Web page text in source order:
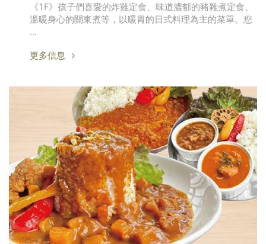
《1F》孩子們喜愛的炸雞定食、味道濃郁的豬雜煮定食、
溫暖身心的關東煮等，以暖胃的日式料理為主的菜單。您
…
更多信息